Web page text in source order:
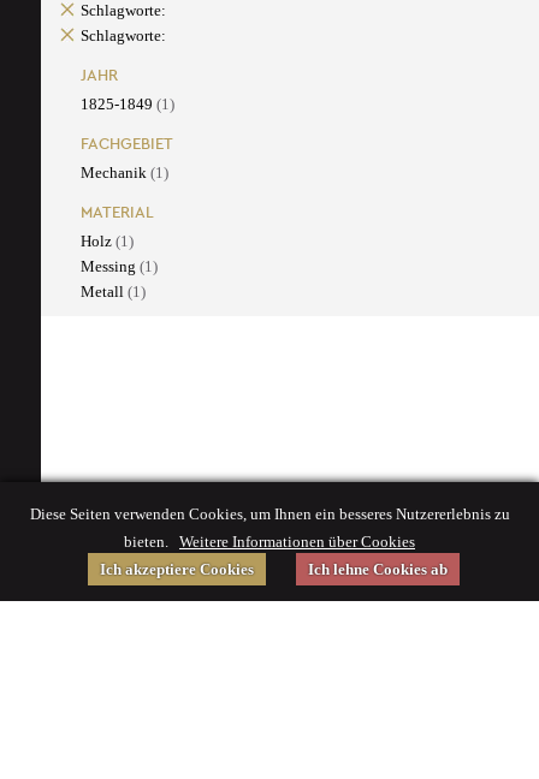
Schlagworte:
Schlagworte:
JAHR
1825-1849 (1)
FACHGEBIET
Mechanik (1)
MATERIAL
Holz (1)
Messing (1)
Metall (1)
Diese Seiten verwenden Cookies, um Ihnen ein besseres Nutzererlebnis zu
bieten. Weitere Informationen über Cookies
Ich akzeptiere Cookies
Ich lehne Cookies ab